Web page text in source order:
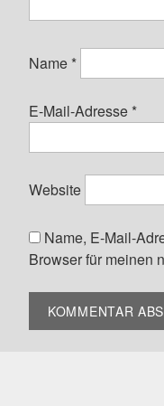
Name *
E-Mail-Adresse *
Website
Name, E-Mail-
Browser für meinen